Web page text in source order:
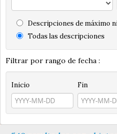
Descripciones de máximo
Todas las descripciones
Filtrar por rango de fecha :
Inicio Fin